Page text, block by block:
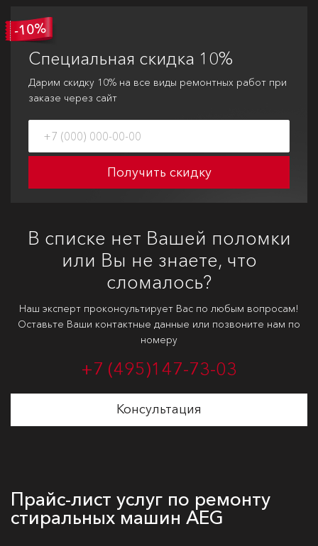
Специальная скидка 10%
Дарим скидку 10% на все виды ремонтных работ при
заказе через сайт
Получить скидку
В списке нет Вашей поломки
или Вы не знаете, что
сломалось?
Наш эксперт проконсультирует Вас по любым вопросам!
Оставьте Ваши контактные данные или позвоните нам по
номеру
+7 (495)147-73-03
Консультация
Прайс-лист услуг по ремонту
стиральных машин AEG